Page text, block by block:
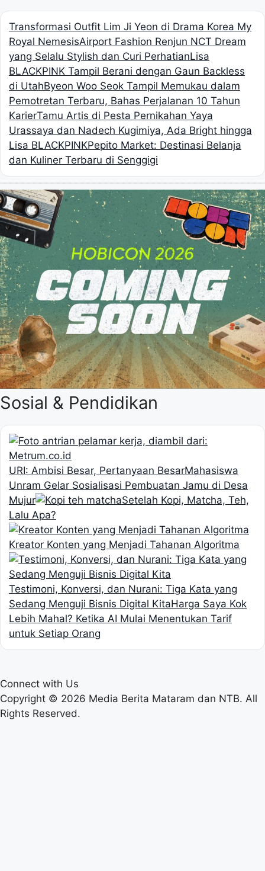
Transformasi Outfit Lim Ji Yeon di Drama Korea My
Royal NemesisAirport Fashion Renjun NCT Dream
yang Selalu Stylish dan Curi PerhatianLisa
BLACKPINK Tampil Berani dengan Gaun Backless
di UtahByeon Woo Seok Tampil Memukau dalam
Pemotretan Terbaru, Bahas Perjalanan 10 Tahun
KarierTamu Artis di Pesta Pernikahan Yaya
Urassaya dan Nadech Kugimiya, Ada Bright hingga
Lisa BLACKPINKPepito Market: Destinasi Belanja
dan Kuliner Terbaru di Senggigi
Sosial & Pendidikan
URI: Ambisi Besar, Pertanyaan BesarMahasiswa
Unram Gelar Sosialisasi Pembuatan Jamu di Desa
Mujur
Setelah Kopi, Matcha, Teh,
Lalu Apa?
Kreator Konten yang Menjadi Tahanan Algoritma
Testimoni, Konversi, dan Nurani: Tiga Kata yang
Sedang Menguji Bisnis Digital KitaHarga Saya Kok
Lebih Mahal? Ketika AI Mulai Menentukan Tarif
untuk Setiap Orang
Connect with Us
Copyright © 2026 Media Berita Mataram dan NTB. All
Rights Reserved.